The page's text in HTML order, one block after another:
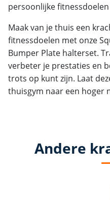
persoonlijke
Maak van je thuis een
fitnessdoelen met onze
Bumper Plate halterset.
verbeter je prestaties en
trots op kunt zijn. Laat
thuisgym naar een hoger
Andere